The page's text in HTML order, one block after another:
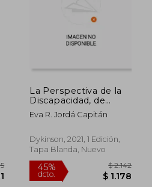
La Perspectiva de la
Discapacidad, de
Género y de la
Sostenibilidad
Protección de las
Personas
Comercio Electrónico
Eva R. Jordá Capitán
Dykinson, 2021, 1 Edición,
Tapa Blanda, Nuevo